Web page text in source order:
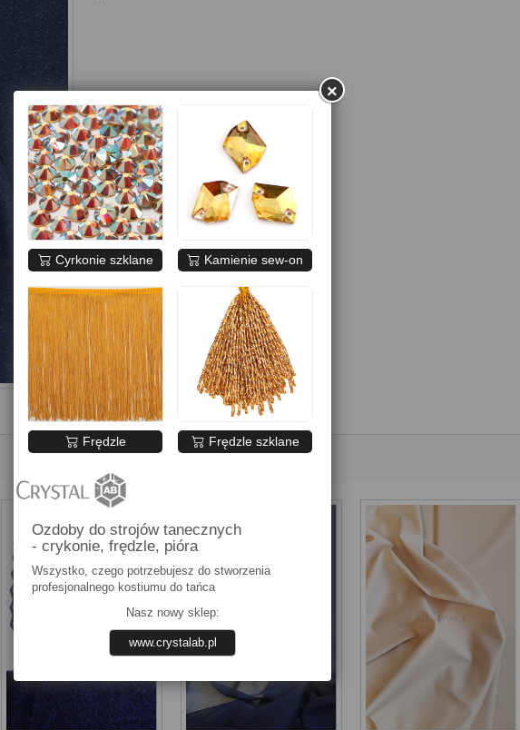
×
Cyrkonie szklane Kamienie sew-on
Frędzle Frędzle szklane
Ozdoby do strojów tanecznych
- crykonie, frędzle, pióra
Wszystko, czego potrzebujesz do stworzenia
profesjonalnego kostiumu do tańca
Nasz nowy sklep:
www.crystalab.pl